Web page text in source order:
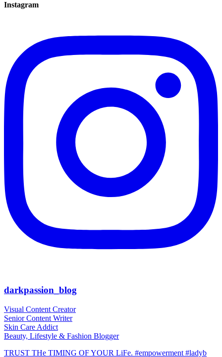
Instagram
darkpassion_blog
Visual Content Creator
Senior Content Writer
Skin Care Addict
Beauty, Lifestyle & Fashion Blogger
TRUST THe TIMING OF YOUR LiFe. #empowerment #ladyb